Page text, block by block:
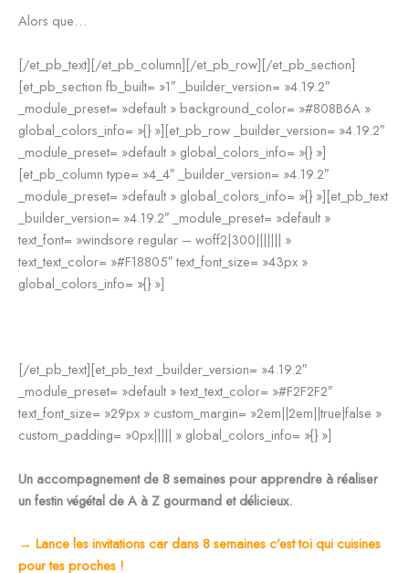
Alors que…
[/et_pb_text][/et_pb_column][/et_pb_row][/et_pb_section]
[et_pb_section fb_built= »1″ _builder_version= »4.19.2″
_module_preset= »default » background_color= »#808B6A »
global_colors_info= »{} »][et_pb_row _builder_version= »4.19.2″
_module_preset= »default » global_colors_info= »{} »]
[et_pb_column type= »4_4″ _builder_version= »4.19.2″
_module_preset= »default » global_colors_info= »{} »][et_pb_text
_builder_version= »4.19.2″ _module_preset= »default »
text_font= »windsore regular – woff2|300||||||| »
text_text_color= »#F18805″ text_font_size= »43px »
global_colors_info= »{} »]
[/et_pb_text][et_pb_text _builder_version= »4.19.2″
_module_preset= »default » text_text_color= »#F2F2F2″
text_font_size= »29px » custom_margin= »2em||2em||true|false »
custom_padding= »0px||||| » global_colors_info= »{} »]
Un accompagnement de 8 semaines pour apprendre à réaliser
un festin végétal de A à Z gourmand et délicieux.
→ Lance les invitations car dans 8 semaines c’est toi qui cuisines
pour tes proches !